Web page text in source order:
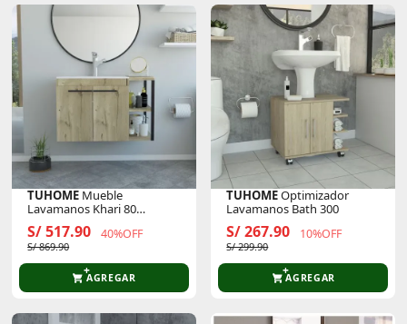
TUHOME Mueble
Lavamanos Khari 80
Flotante
S/ 517.90 40%OFF
S/ 869.90
AGREGAR
TUHOMEOptimizador
Lavamanos Bath 300
S/ 267.90 10%OFF
S/ 299.90
AGREGAR